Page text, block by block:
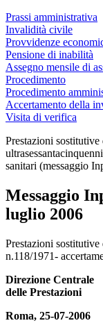
Prassi amministrativa
Invalidità civile
Provvidenze
Pensione di inabilità
Assegno mensile di
Procedimento
Procedimento
Accertamento della
Visita di verifica
Prestazioni
sanitari (messaggio
Messaggio
luglio 2006
Messaggio
Prestazioni
n.118/1971-
Direzione Centrale
delle Prestazioni
Roma, 25-07-2006